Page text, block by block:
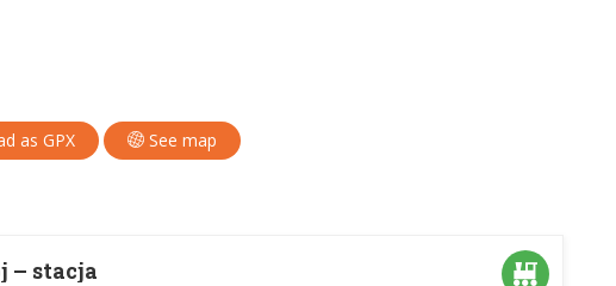
as GPX See map
– stacja